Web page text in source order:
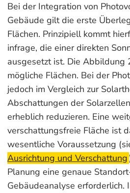
Bei der Integration von
Gebäude gilt die erste
Flächen. Prinzipiell kommt
infrage, die einer direkten
ausgesetzt ist. Die Abbildung
mögliche Flächen. Bei der
jedoch im Ver­gleich zur
Abschattungen der
erheblich reduzieren. Eine
verschattungsfreie Fläche ist
wesentliche Voraussetzung
Ausrichtung und Verschattung
Planung eine genaue
Gebäudeanalyse erforderlich.